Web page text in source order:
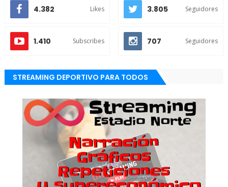
4.382 Likes 3.805 Seguidores
1.410 Subscribes 707 Seguidores
STREAMING DEPORTIVO PARA TODOS